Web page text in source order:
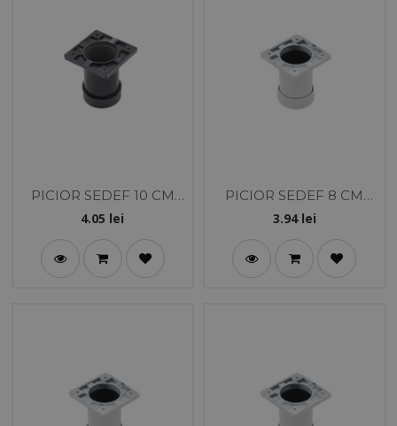
PICIOR SEDEF 10 CM
NEGRU
4.05 lei
PICIOR SEDEF 8 CM
ALB
3.94lei